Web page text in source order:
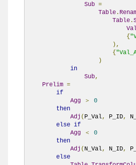
Sub =
Table .
Table .
{
),
{
)
in
Sub,
Prelim =
if
Agg
＞
0
then
Adj ( P_Val, P_ID,
else if
Agg
＜
0
then
Adj ( N_Val, N_ID,
else